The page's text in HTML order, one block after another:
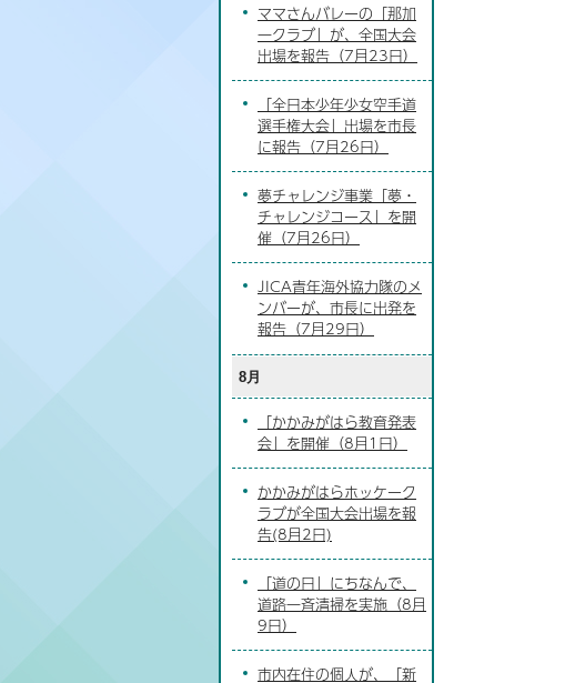
ママさんバレーの「那加
一クラブ」が、全国大会
出場を報告（7月23日）
「全日本少年少女空手道
選手権大会」出場を市長
に報告（7月26日）
夢チャレンジ事業「夢・
チャレンジコース」を開
催（7月26日）
JICA青年海外協力隊のメ
ンバーが、市長に出発を
報告（7月29日）
8月
「かかみがはら教育発表
会」を開催（8月1日）
かかみがはらホッケーク
ラブが全国大会出場を報
告(8月2日)
「道の日」にちなんで、
道路一斉清掃を実施（8月
9日）
市内在住の個人が、「新